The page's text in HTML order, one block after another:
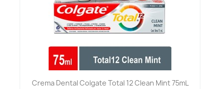
Crema Dental Colgate Total 12 Clean Mint 75mL